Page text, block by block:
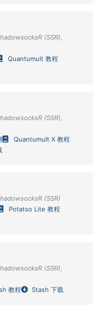
(SSR),
Quantumult 教程
(SSR),
Quantumult X 教程
(SSR)
Potatso Lite 教程
(SSR),
教程 Stash 下载